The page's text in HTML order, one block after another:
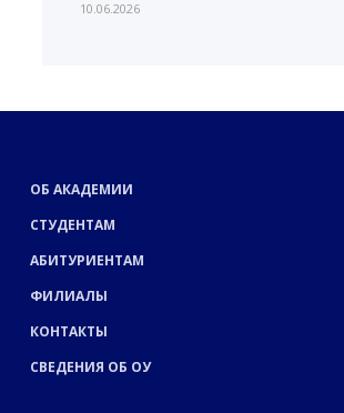
10.06.2026
ОБ АКАДЕМИИ
СТУДЕНТАМ
АБИТУРИЕНТАМ
ФИЛИАЛЫ
КОНТАКТЫ
СВЕДЕНИЯ ОБ ОУ